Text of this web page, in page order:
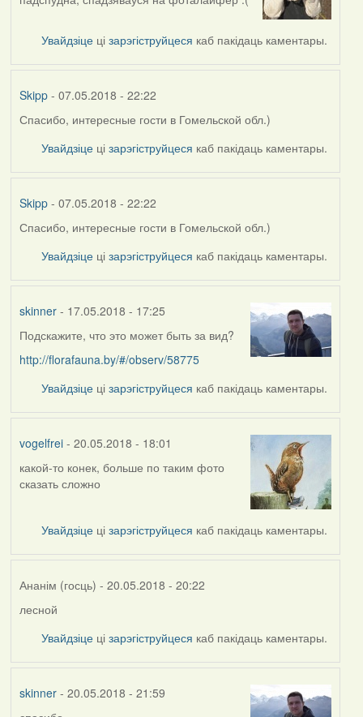
reply
Увайдзіце цізарэгіструйцеся каб пакідаць каментары.
Skipp- 07.05.2018 - 22:22
In
reply
by
Erdmann
Спасибо, интересные гости в Гомельской обл.)
Увайдзіце цізарэгіструйцеся каб пакідаць каментары.
Skipp- 07.05.2018 - 22:22
In
reply
by
Erdmann
Спасибо, интересные гости в Гомельской обл.)
Увайдзіце цізарэгіструйцеся каб пакідаць каментары.
skinner- 17.05.2018 - 17:25
Подскажите, что это может быть за вид?
http://florafauna.by/#/observ/58775
Увайдзіце цізарэгіструйцеся каб пакідаць каментары.
vogelfrei- 20.05.2018 - 18:01
In
reply
skinner
какой-то конек, больше по таким фото
сказать сложно
Увайдзіце цізарэгіструйцеся каб пакідаць каментары.
Ананім (госць) - 20.05.2018 - 20:22
In
reply
by
лесной
Увайдзіце цізарэгіструйцеся каб пакідаць каментары.
skinner- 20.05.2018 - 21:59